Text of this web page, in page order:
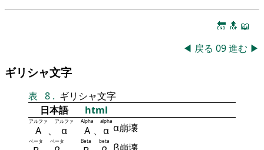
🔚 🔝 📖
◀ 戻る 09進む ▶
ギリシャ文字
表 8 . ギリシャ文字
日本語
html
Α
アルファ
、 α
アルファ
Α
Alpha
、 α
alpha
α崩壊
ベータ ベータ Beta beta